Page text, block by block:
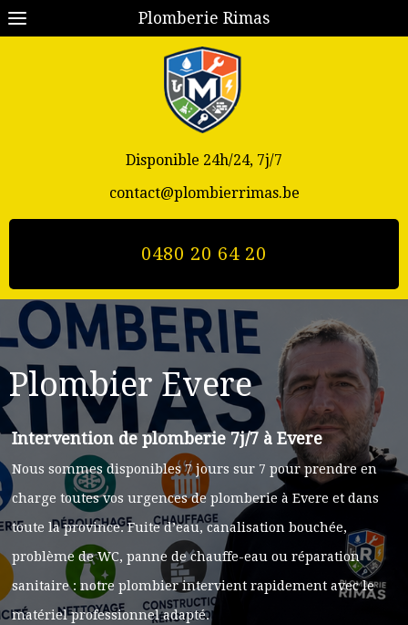
Plomberie Rimas
Disponible 24h/24, 7j/7
contact@plombierrimas.be
0480 20 64 20
PlombierEvere
Intervention de plomberie 7j/7 à Evere
Nous sommes disponibles 7 jours sur 7 pour prendre en
charge toutes vos urgences de plomberie à Evere et dans
toute la province. Fuite d’eau, canalisation bouchée,
problème de WC, panne de chauffe-eau ou réparation
sanitaire : notre plombier intervient rapidement avec le
matériel professionnel adapté.